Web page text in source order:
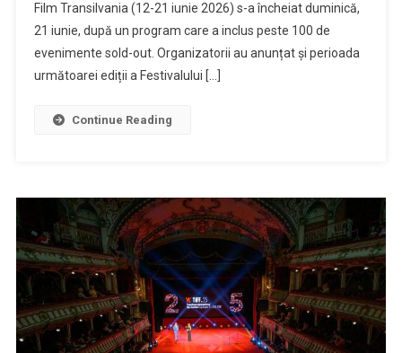
peste
100
de
Film Transilvania (12-21 iunie 2026) s-a încheiat duminică,
21 iunie, după un program care a inclus peste 100 de
evenimente sold-out. Organizatorii au anunțat și perioada
următoarei ediții a Festivalului […]
Continue Reading